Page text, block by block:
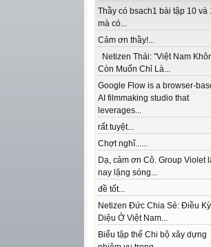
Thầy có bsach1 bài tập 10 và
mà có...
Cảm ơn thầy!...
Netizen Thái: "Việt Nam
Còn Muốn Chỉ Là...
Google Flow is a browser-
AI filmmaking studio that
leverages...
rất tuyệt...
Chợt nghĩ......
Dạ, cảm ơn Cô. Group Violet
nay lặng sóng...
đề tốt...
Netizen Đức Chia Sẻ: Điều Kỳ
Diệu Ở Việt Nam...
Biểu tập thể Chi bộ xây dựng